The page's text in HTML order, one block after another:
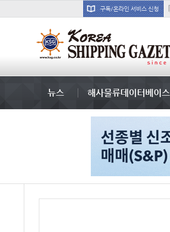
구독/온라인 서비스 신청
뉴스 해사물류데이터베이스